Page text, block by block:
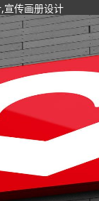
宣传画册设计